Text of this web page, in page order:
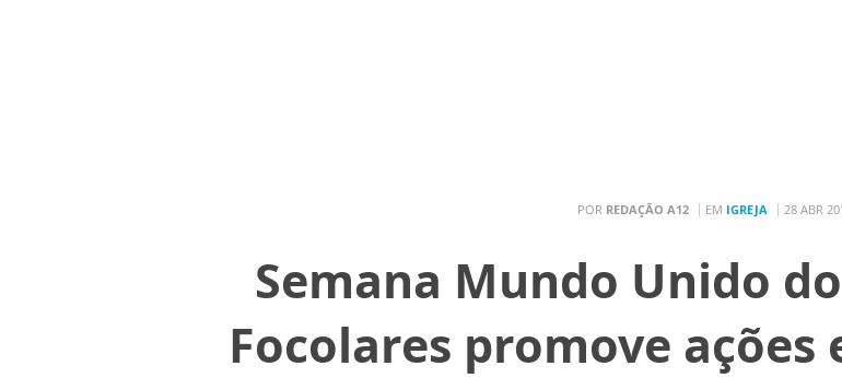
POR REDAÇÃO A12 EM IGREJA 28 ABR
Semana Mundo Unido
Focolares promove